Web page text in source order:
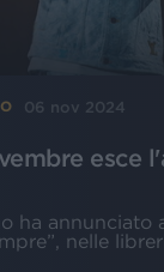
06 nov 2024
esce
ha annunciato
nelle